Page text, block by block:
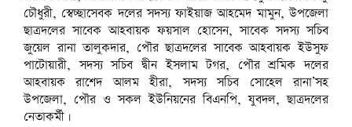
চৌধুরী, স্বেচ্ছাসেবক দলের সদস্য ফাইয়াজ আহমেদ মামুন, উপজেলা
ছাত্রদলের সাবেক আহবায়ক ফয়সাল হোসেন, সাবেক সদস্য সচিব
জুয়েল রানা তালুকদার, পৌর ছাত্রদলের সাবেক আহবায়ক ইউসুফ
পাটোয়ারী, সদস্য সচিব দ্বীন ইসলাম টগর, পৌর শ্রমিক দলের
আহবায়ক রাশেদ আলম হীরা, সদস্য সচিব সোহেল রানা’সহ
উপজেলা, পৌর ও সকল ইউনিয়নের বিএনপি, যুবদল, ছাত্রদলের
নেতাকর্মী।